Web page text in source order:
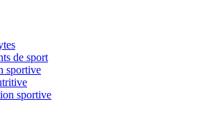
de sport
sportive
sportive